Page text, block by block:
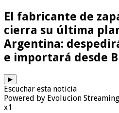
El fabricante de
cierra su última
Argentina:
e importará desde
▶
Escuchar esta noticia
Powered by Evolucion Streaming
x1